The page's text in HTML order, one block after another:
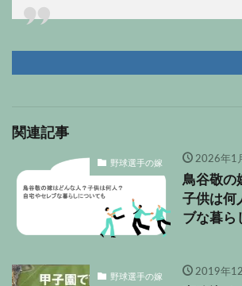
関連記事
野球選手の嫁 2026年1
鳥谷敬の
子供は何
ブな暮ら
野球選手の嫁 2019年